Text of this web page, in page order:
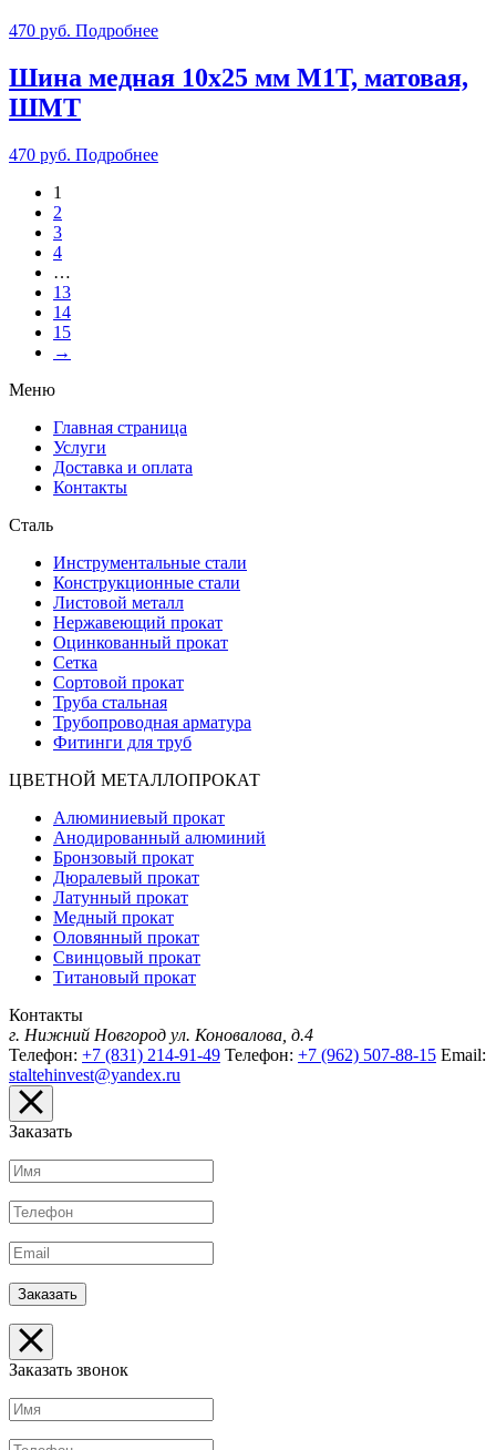
470 руб. Подробнее
Шина медная 10х25 мм М1Т, матовая,
ШМТ
470 руб. Подробнее
1
2
3
4
…
13
14
15
→
Меню
Главная страница
Услуги
Доставка и оплата
Контакты
Сталь
Инструментальные стали
Конструкционные стали
Листовой металл
Нержавеющий прокат
Оцинкованный прокат
Сетка
Сортовой прокат
Труба стальная
Трубопроводная арматура
Фитинги для труб
ЦВЕТНОЙ МЕТАЛЛОПРОКАТ
Алюминиевый прокат
Анодированный алюминий
Бронзовый прокат
Дюралевый прокат
Латунный прокат
Медный прокат
Оловянный прокат
Свинцовый прокат
Титановый прокат
Контакты
г. Нижний Новгород ул. Коновалова, д.4
Телефон: +7 (831) 214-91-49 Телефон: +7 (962) 507-88-15 Email:
staltehinvest@yandex.ru
Заказать
Заказать звонок